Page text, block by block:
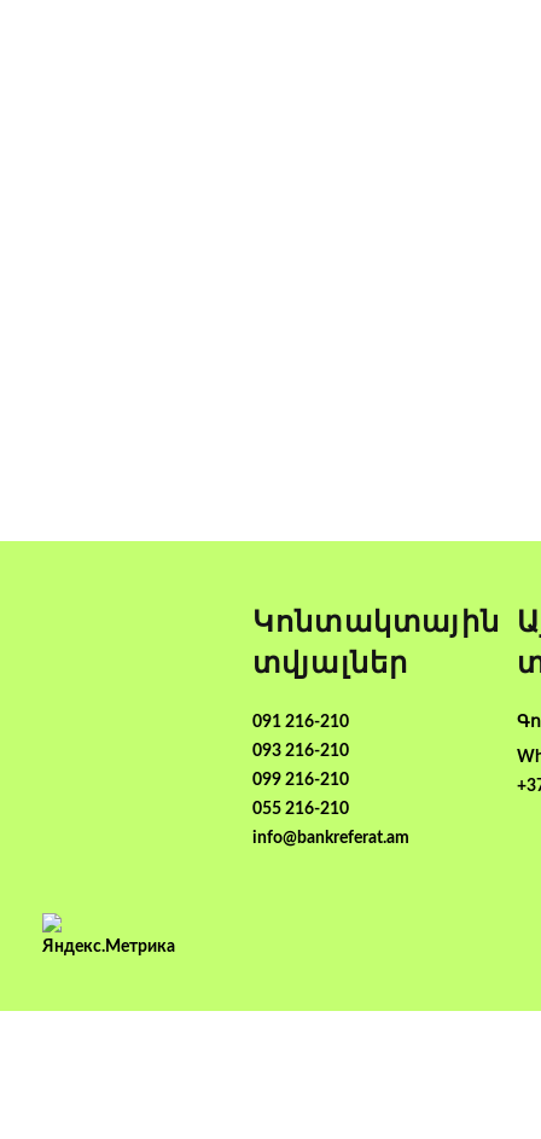
Կոնտակտային
տվյալներ
091 216-210
093 216-210
099 216-210
055 216-210
info@bankreferat.am